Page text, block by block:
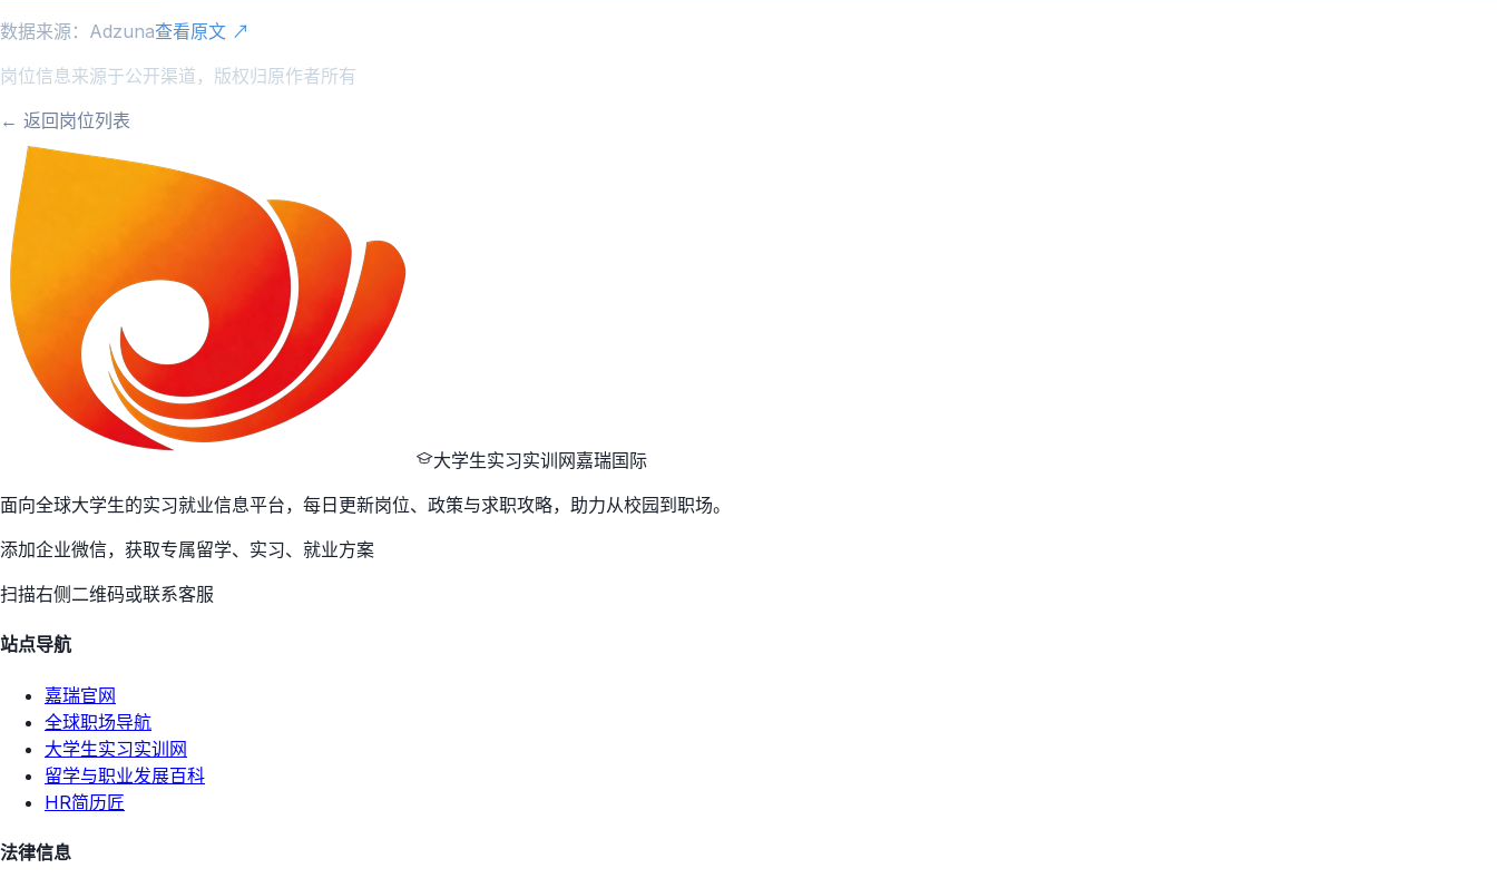
数据来源： Adzuna查看原文 ↗
岗位信息来源于公开渠道，版权归原作者所有
← 返回岗位列表
大学生实习实训网嘉瑞国际
面向全球大学生的实习就业信息平台，每日更新岗位、政策与求职攻略，助力从校园到职场。
添加企业微信，获取专属留学、实习、就业方案
扫描右侧二维码或联系客服
站点导航
嘉瑞官网
全球职场导航
大学生实习实训网
留学与职业发展百科
HR简历匠
法律信息